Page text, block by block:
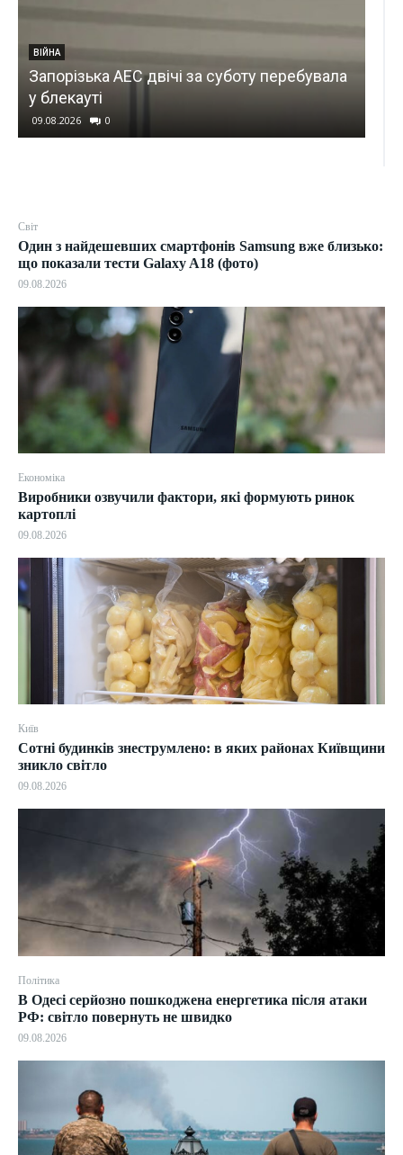
АЕС двічі за суботу перебувала
Одну з
Світ
Один з найдешевших смартфонів Samsung вже близько:
що показали тести Galaxy A18 (фото)
09.08.2026
Економіка
Виробники озвучили фактори, які формують ринок
картоплі
09.08.2026
Київ
Сотні будинків знеструмлено: в яких районах Київщини
зникло світло
09.08.2026
Політика
В Одесі серйозно пошкоджена енергетика після атаки
РФ: світло повернуть не швидко
09.08.2026